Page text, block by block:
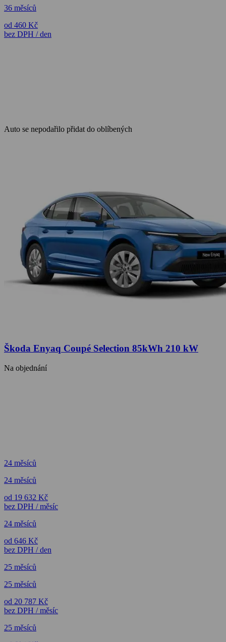
36 měsíců
od 460 Kč
bez DPH / den
Auto se nepodařilo přidat do oblíbených
Škoda Enyaq Coupé Selection 85kWh 210 kW
Na objednání
24 měsíců
24 měsíců
od 19 632 Kč
bez DPH / měsíc
24 měsíců
od 646 Kč
bez DPH / den
25 měsíců
25 měsíců
od 20 787 Kč
bez DPH / měsíc
25 měsíců